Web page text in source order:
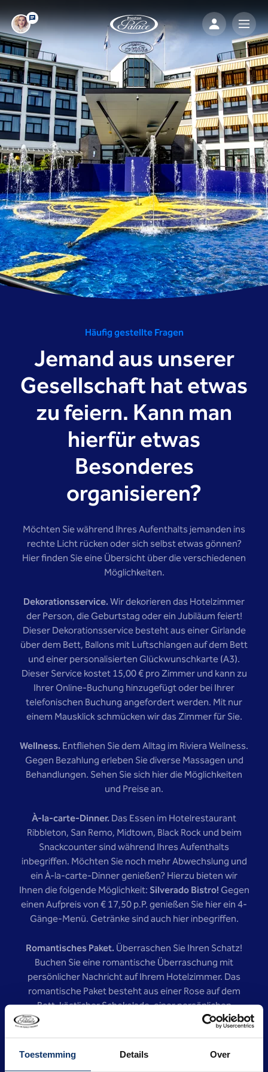
Toestemming Details Over
Häufig gestellte Fragen
Jemand aus unserer
Gesellschaft hat etwas
zu feiern. Kann man
hierfür etwas
Besonderes
organisieren?
Möchten Sie während Ihres Aufenthalts jemanden ins
rechte Licht rücken oder sich selbst etwas gönnen?
Hier finden Sie eine Übersicht über die verschiedenen
Möglichkeiten.
Dekorationsservice.Wir dekorieren das Hotelzimmer
der Person, die Geburtstag oder ein Jubiläum feiert!
Dieser Dekorationsservice besteht aus einer Girlande
über dem Bett, Ballons mit Luftschlangen auf dem Bett
und einer personalisierten Glückwunschkarte (A3).
Dieser Service kostet 15,00 € pro Zimmer und kann zu
Ihrer Online-Buchung hinzugefügt oder bei Ihrer
telefonischen Buchung angefordert werden. Mit nur
einem Mausklick schmücken wir das Zimmer für Sie.
Wellness. Entfliehen Sie dem Alltag im Riviera Wellness.
Gegen Bezahlung erleben Sie diverse Massagen und
Behandlungen. Sehen Sie sich hier die Möglichkeiten
und Preise an.
À-la-carte-Dinner. Das Essen im Hotelrestaurant
Ribbleton, San Remo, Midtown, Black Rock und beim
Snackcounter sind während Ihres Aufenthalts
inbegriffen. Möchten Sie noch mehr Abwechslung und
ein À-la-carte-Dinner genießen? Hierzu bieten wir
Ihnen die folgende Möglichkeit:Silverado Bistro! Gegen
einen Aufpreis von € 17,50 p.P. genießen Sie hier ein 4-
Gänge-Menü. Getränke sind auch hier inbegriffen.
Romantisches Paket. Überraschen Sie Ihren Schatz!
Buchen Sie eine romantische Überraschung mit
persönlicher Nachricht auf Ihrem Hotelzimmer. Das
romantische Paket besteht aus einer Rose auf dem
Bett, köstlicher Schokolade, einer persönlichen
romantischen Karte (A3) und Champagner für 2! Die
Zimmer.